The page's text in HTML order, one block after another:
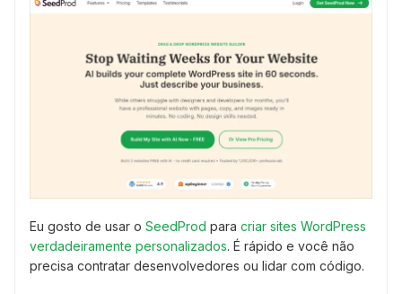
Eu gosto de usar o SeedProd para criar sites WordPress
verdadeiramente personalizados. É rápido e você não
precisa contratar desenvolvedores ou lidar com código.